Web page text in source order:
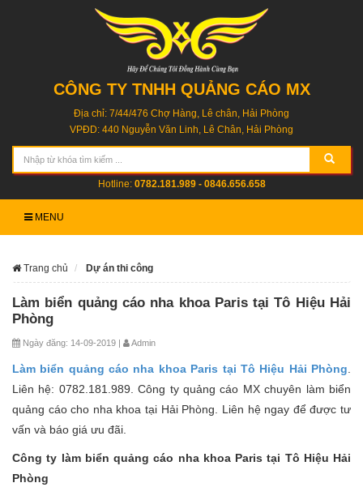
CÔNG TY TNHH QUẢNG CÁO MX
Địa chỉ: 7/44/476 Chợ Hàng, Lê chân, Hải Phòng
VPĐD: 440 Nguyễn Văn Linh, Lê Chân, Hải Phòng
Hotline: 0782.181.989 - 0846.656.658
MENU
Trang chủ Dự án thi công
Làm biển quảng cáo nha khoa Paris tại Tô Hiệu Hải
Phòng
Ngày đăng: 14-09-2019 | Admin
Làm biển quảng cáo nha khoa Paris tại Tô Hiệu Hải Phòng
Liên hệ: 0782.181.989. Công ty quảng cáo MX chuyên làm biển
quảng cáo cho nha khoa tại Hải Phòng. Liên hệ ngay để được tư
vấn và báo giá ưu đãi.
Công ty làm biển quảng cáo nha khoa Paris tại Tô Hiệu Hải
Phòng